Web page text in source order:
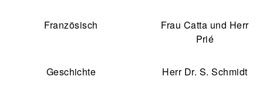
Französisch
Frau Catta und Herr
Prié
Geschichte Herr Dr. S. Schmidt